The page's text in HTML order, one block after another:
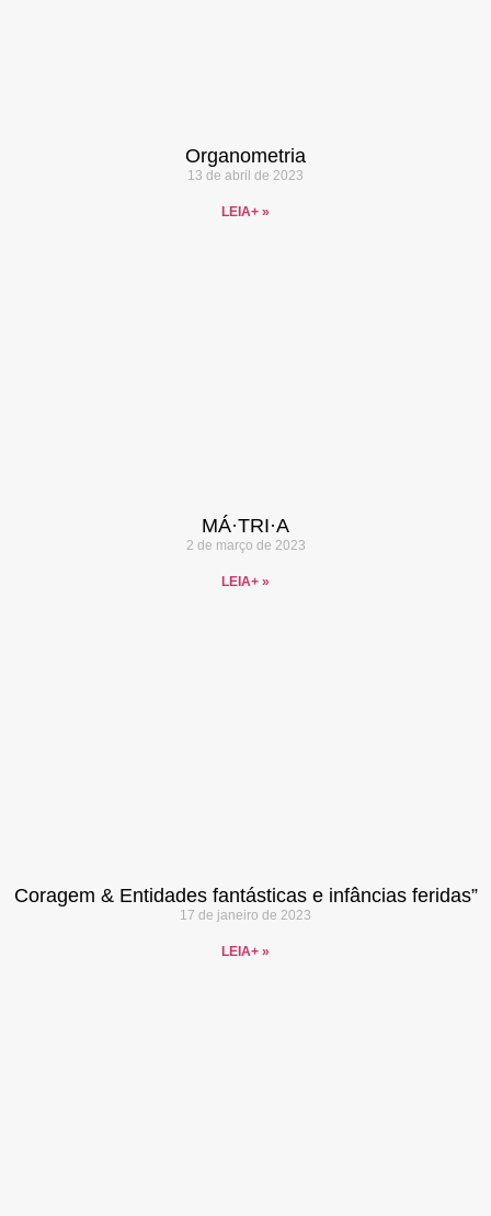
Organometria
13 de abril de 2023
LEIA+ »
MÁ·TRI·A
2 de março de 2023
LEIA+ »
Coragem & Entidades fantásticas e infâncias feridas”
17 de janeiro de 2023
LEIA+ »